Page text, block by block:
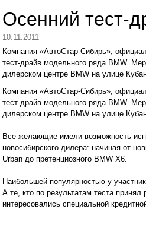
Осенний тест-
10.11.2011
Компания «АвтоСтар-Сибирь»,
тест-драйв модельного ряда BMW.
дилерском центре BMW на улице
Компания «АвтоСтар-Сибирь»,
тест-драйв модельного ряда BMW.
дилерском центре BMW на улице
Все желающие имели возможность
новосибирского дилера: начиная от
Urban до претенциозного BMW Х6.
Наибольшей популярностью у
А те, кто по результатам теста
интересовались специальной